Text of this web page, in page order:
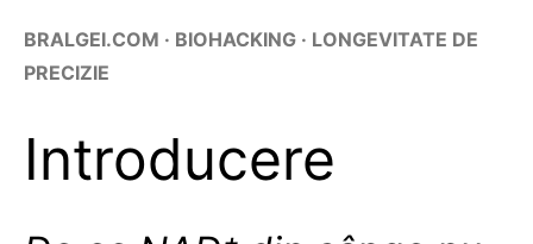
BRALGEI.COM · BIOHACKING · LONGEVITATE DE
PRECIZIE
Introducere